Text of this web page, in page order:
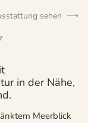
sehen
in der Nähe,
Meerblick